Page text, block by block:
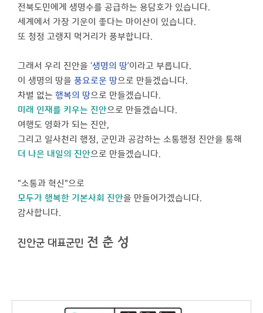
전북도민에게 생명수를 공급하는 용담호가 있습니다.
세계에서 가장 기운이 좋다는 마이산이 있습니다.
또 청정 고랭지 먹거리가 풍부합니다.
그래서 우리 진안을 ‘생명의 땅’이라고 부릅니다.
이 생명의 땅을 풍요로운 땅으로 만들겠습니다.
차별 없는 행복의 땅으로 만들겠습니다.
미래 인재를 키우는 진안으로 만들겠습니다.
여행도 영화가 되는 진안,
그리고 일사천리 행정, 군민과 공감하는 소통행정 진안을 통해
더 나은 내일의 진안으로 만들겠습니다.
"소통과 혁신"으로
모두가 행복한 기본사회 진안을 만들어가겠습니다.
감사합니다.
진안군 대표군민 전 춘 성